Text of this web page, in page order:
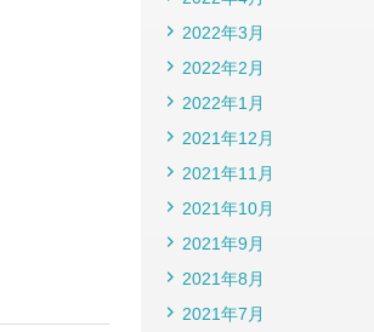
2022年3月
2022年2月
2022年1月
2021年12月
2021年11月
2021年10月
2021年9月
2021年8月
2021年7月